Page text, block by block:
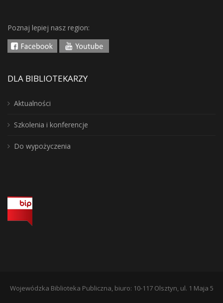
Poznaj lepiej nasz region:
DLA BIBLIOTEKARZY
Aktualności
Szkolenia i konferencje
Do wypożyczenia
Wojewódzka Biblioteka Publiczna, biuro: 10-117 Olsztyn, ul. 1 Maja 5